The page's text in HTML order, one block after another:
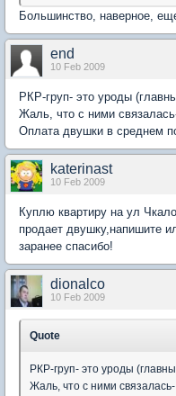
Большинство, наверное,
end
10 Feb 2009
РКР-груп- это уроды
Жаль, что с ними
Оплата двушки в среднем
katerinast
10 Feb 2009
Куплю квартиру на ул
продает двушку,напишите
заранее спасибо!
dionalco
10 Feb 2009
Quote
РКР-груп- это уроды
Жаль, что с ними